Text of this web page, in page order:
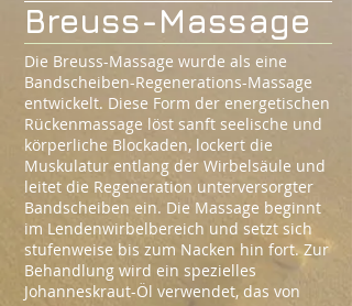
Breuss-Massage
Die Breuss-Massage wurde als eine
Bandscheiben-Regenerations-Massage
entwickelt. Diese Form der energetischen
Rückenmassage löst sanft seelische und
körperliche Blockaden, lockert die
Muskulatur entlang der Wirbelsäule und
leitet die Regeneration unterversorgter
Bandscheiben ein. Die Massage beginnt
im Lendenwirbelbereich und setzt sich
stufenweise bis zum Nacken hin fort. Zur
Behandlung wird ein spezielles
Johanneskraut-Öl verwendet, das von